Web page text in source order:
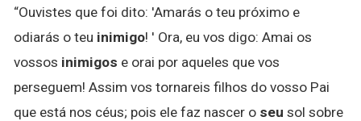
“Ouvistes que foi dito: 'Amarás o teu próximo e
odiarás o teu inimigo! ' Ora, eu vos digo: Amai os
vossos inimigos e orai por aqueles que vos
perseguem! Assim vos tornareis filhos do vosso Pai
que está nos céus; pois ele faz nascer o seu sol sobre